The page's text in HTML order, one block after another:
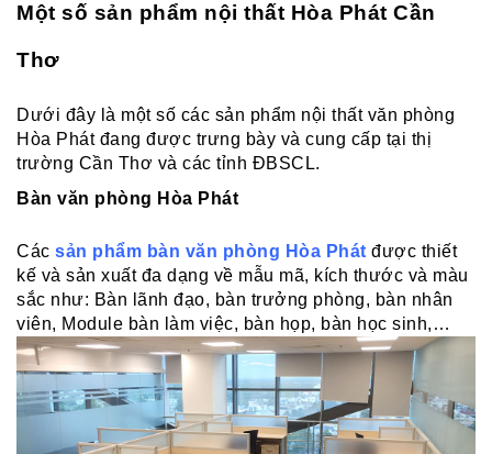
Một số sản phẩm nội thất Hòa Phát Cần
Thơ
Dưới đây là một số các sản phẩm nội thất văn phòng
Hòa Phát đang được trưng bày và cung cấp tại thị
trường Cần Thơ và các tỉnh ĐBSCL.
Bàn văn phòng Hòa Phát
Các sản phẩm bàn văn phòng Hòa Phát được thiết
kế và sản xuất đa dạng về mẫu mã, kích thước và màu
sắc như: Bàn lãnh đạo, bàn trưởng phòng, bàn nhân
viên, Module bàn làm việc, bàn họp, bàn học sinh,…